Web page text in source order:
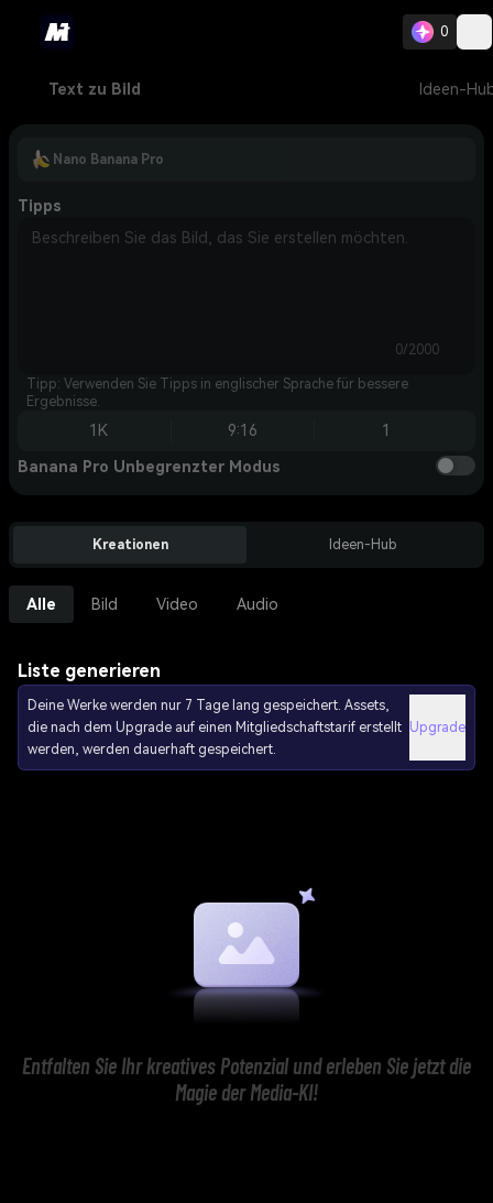
0
Text zu Bild Ideen-
Nano Banana Pro
Tipps
0/2000
Tipp: Verwenden Sie Tipps in englischer Sprache für bessere
Ergebnisse.
1K 9:16 1
Banana Pro Unbegrenzter Modus
Kreationen Ideen-Hub
Alle Bild Video Audio
Liste generieren
Deine Werke werden nur 7 Tage lang gespeichert. Assets,
die nach dem Upgrade auf einen Mitgliedschaftstarif erstellt
werden, werden dauerhaft gespeichert.
Upgrade
Entfalten Sie Ihr kreatives Potenzial und erleben Sie jetzt die
Magie der Media-KI!